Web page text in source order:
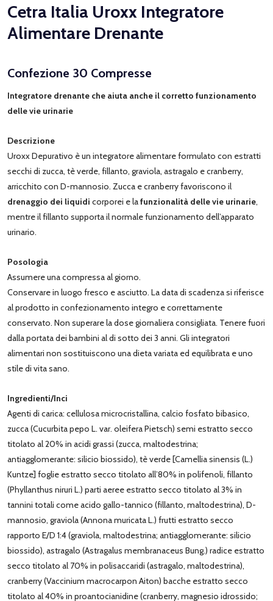
Cetra Italia Uroxx Integratore
Alimentare Drenante
Confezione 30 Compresse
Integratore drenante che aiuta anche il corretto funzionamento
delle vie urinarie
Descrizione
Uroxx Depurativo è un integratore alimentare formulato con estratti
secchi di zucca, tè verde, fillanto, graviola, astragalo e cranberry,
arricchito con D-mannosio. Zucca e cranberry favoriscono il
drenaggio dei liquidi corporei e lafunzionalità delle vie urinarie,
mentre il fillanto supporta il normale funzionamento dell’apparato
urinario.
Posologia
Assumere una compressa al giorno.
Conservare in luogo fresco e asciutto. La data di scadenza si riferisce
al prodotto in confezionamento integro e correttamente
conservato. Non superare la dose giornaliera consigliata. Tenere fuori
dalla portata dei bambini al di sotto dei 3 anni. Gli integratori
alimentari non sostituiscono una dieta variata ed equilibrata e uno
stile di vita sano.
Ingredienti/Inci
Agenti di carica: cellulosa microcristallina, calcio fosfato bibasico,
zucca (Cucurbita pepo L. var. oleifera Pietsch) semi estratto secco
titolato al 20% in acidi grassi (zucca, maltodestrina;
antiagglomerante: silicio biossido), tè verde [Camellia sinensis (L.)
Kuntze] foglie estratto secco titolato all’80% in polifenoli, fillanto
(Phyllanthus niruri L.) parti aeree estratto secco titolato al 3% in
tannini totali come acido gallo-tannico (fillanto, maltodestrina), D-
mannosio, graviola (Annona muricata L.) frutti estratto secco
rapporto E/D 1:4 (graviola, maltodestrina; antiagglomerante: silicio
biossido), astragalo (Astragalus membranaceus Bung.) radice estratto
secco titolato al 70% in polisaccaridi (astragalo, maltodestrina),
cranberry (Vaccinium macrocarpon Aiton) bacche estratto secco
titolato al 40% in proantocianidine (cranberry, magnesio idrossido;